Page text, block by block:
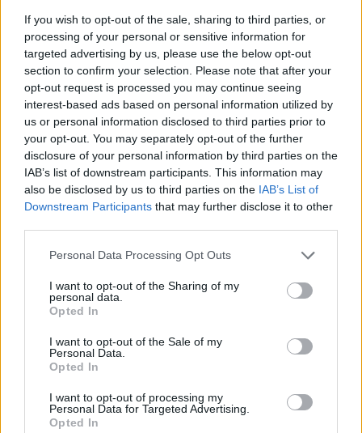
If you wish to opt-out of the sale, sharing to third parties, or
processing of your personal or sensitive information for
targeted advertising by us, please use the below opt-out
section to confirm your selection. Please note that after your
opt-out request is processed you may continue seeing
interest-based ads based on personal information utilized by
us or personal information disclosed to third parties prior to
your opt-out. You may separately opt-out of the further
disclosure of your personal information by third parties on the
IAB’s list of downstream participants. This information may
also be disclosed by us to third parties on the IAB’s List of
Downstream Participants that may further disclose it to other
Please note that this website/app uses one or more Google
not limited to your visit or usage behaviour. You may click to
grant or deny consent to Google and its third-party tags to
use your data for below specified purposes in below Google
consent section.
Personal Data Processing Opt Outs
I want to opt-out of the Sharing of my
personal data.
Opted In
I want to opt-out of the Sale of my
Personal Data.
Opted In
I want to opt-out of processing my
Personal Data for Targeted Advertising.
Opted In
senki sem készíti.
– Mégis, akkor hogyan jön létre?
– Megteremtődik a virtuális létezése.
– Mi által? Kik által? Hogyan?
– Nézze, ha eddig nem értette meg a dolog lényegét, ezekre
a kérdésekre adott válaszaim sem fogják közelebb vinni a
megvilágosodáshoz, és úgy fogja érezni, hogy csupa
tautológiát mondok.Mi által?A virtuális könyv létezése a
virtuális kiadó működése és a könyv befogadói közege
által teremtődik meg.
Kik által? A virtuális kiadó virtuális
munkatársai és a virtuális olvasók által.
Virtuális
megjelentetéssel, virtuális könyvbemutatóval, virtuális
terjesztéssel...
– Minden virtuális?
– Természetesen.
– Virtuális kézirat? Virtuális szerkesztők? Virtuális elnök
asszony? Ez is csak egy virtuális beszélgetés? Én is csak